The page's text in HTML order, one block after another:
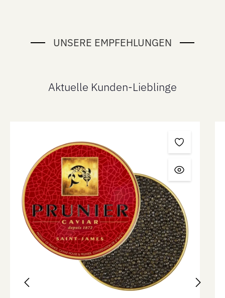
UNSERE EMPFEHLUNGEN
Aktuelle Kunden-Lieblinge